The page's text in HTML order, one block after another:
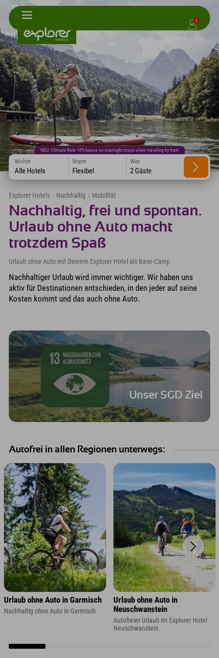
1
NEU: Climate Rate 10% bonus on overnight stays when traveling by train
Wohin
Alle Hotels
Wann
Flexibel
Wer
2 Gäste
Explorer Hotels › Nachhaltig › Mobilität
Nachhaltig, frei und spontan.
Urlaub ohne Auto macht
trotzdem Spaß
Urlaub ohne Auto mit Deinem Explorer Hotel als Base-Camp
Nachhaltiger Urlaub wird immer wichtiger. Wir haben uns
aktiv für Destinationen entschieden, in den jeder auf seine
Kosten kommt und das auch ohne Auto.
Unser SGD Ziel
Autofrei in allen Regionen unterwegs:
Urlaub ohne Auto in Garmisch
Nachhaltig ohne Auto in Garmisch
Urlaub ohne Auto in
Neuschwanstein
Autofreier Urlaub im Explorer Hotel
Neuschwanstein